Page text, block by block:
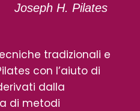
Joseph H. Pilates
tradizionali e
con l’aiuto di
dalla
di metodi